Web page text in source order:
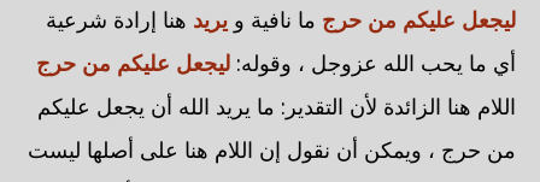
ليجعل عليكم من حرج ما نافية و يريد هنا إرادة شرعية
أي ما يحب الله عزوجل ، وقوله: ليجعل عليكم من حرج
اللام هنا الزائدة لأن التقدير: ما يريد الله أن يجعل عليكم
من حرج ، ويمكن أن نقول إن اللام هنا على أصلها ليست